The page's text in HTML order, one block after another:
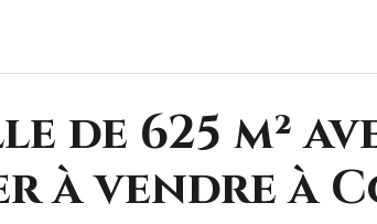
de 625 m²
à vendre à